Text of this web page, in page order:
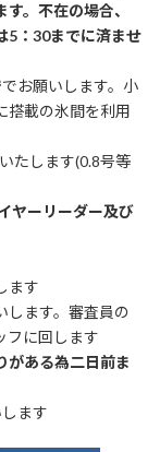
。不在の場合、
5：30までに済ませ
でお願いします。小
搭載の氷間を利用
たします(0.8号等
ヤーリーダー及び
ます
ます。審査員の
フに回します
がある為二日前ま
ます